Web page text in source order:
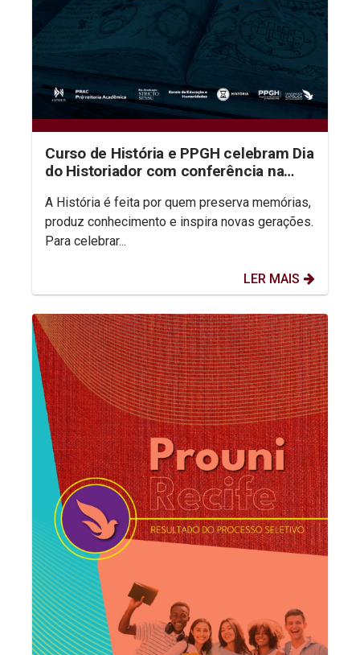
Curso de História e PPGH celebram Dia
do Historiador com conferência na
A História é feita por quem preserva memórias,
produz conhecimento e inspira novas gerações.
Para celebrar...
LER MAIS